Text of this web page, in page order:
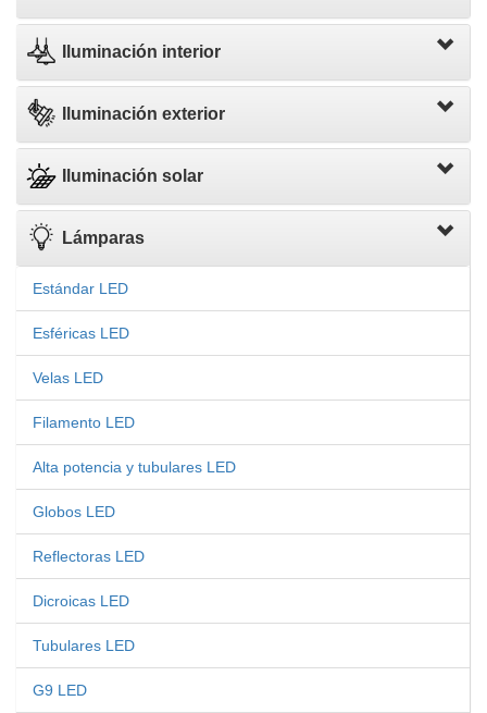
Iluminación interior
Iluminación exterior
Iluminación solar
Lámparas
Estándar LED
Esféricas LED
Velas LED
Filamento LED
Alta potencia y tubulares LED
Globos LED
Reflectoras LED
Dicroicas LED
Tubulares LED
G9 LED